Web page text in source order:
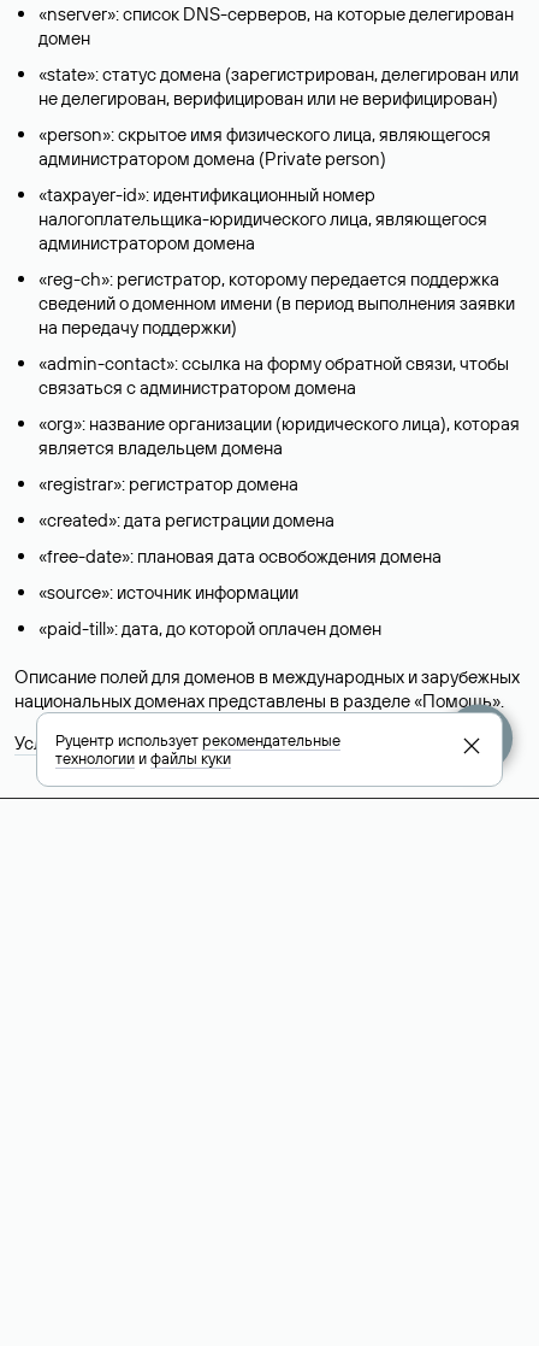
«nserver»: список DNS-серверов, на которые делегирован
домен
«state»: статус домена (зарегистрирован, делегирован или
не делегирован, верифицирован или не верифицирован)
«person»: скрытое имя физического лица, являющегося
администратором домена (Privatе person)
«taxpayer-id»: идентификационный номер
налогоплательщика-юридического лица, являющегося
администратором домена
«reg-ch»: регистратор, которому передается поддержка
сведений о доменном имени (в период выполнения заявки
на передачу поддержки)
«admin-contact»: ссылка на форму обратной связи, чтобы
связаться с администратором домена
«org»: название организации (юридического лица), которая
является владельцем домена
«registrar»: регистратор домена
«created»: дата регистрации домена
«free-date»: плановая дата освобождения домена
«source»: источник информации
«paid-till»: дата, до которой оплачен домен
Описание полей для доменов в международных и зарубежных
национальных доменах представлены в разделе «Помощь».
Условия использования Whois-сервиса
Руцентр используетрекомендательные
технологииифайлы куки